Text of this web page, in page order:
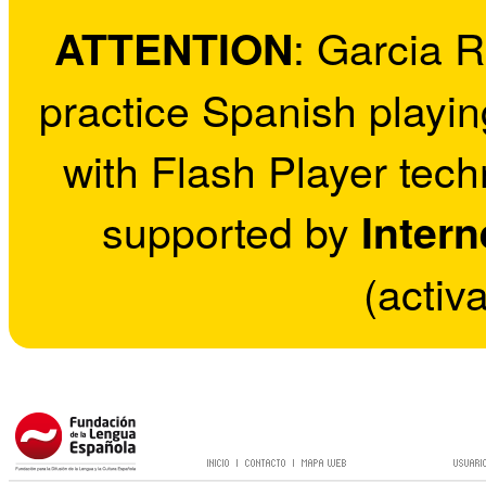
ATTENTION: Garcia
practice Spanish
with Flash Player
supported by